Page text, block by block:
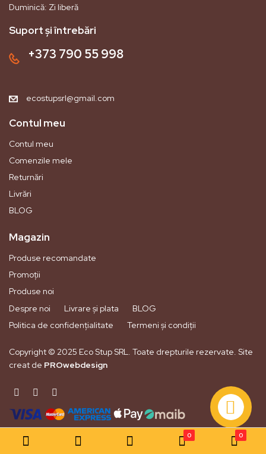
Duminică: Zi liberă
Suport și întrebări
+373 790 55 998
ecostupsrl@gmail.com
Contul meu
Contul meu
Comenzile mele
Returnări
Livrări
BLOG
Magazin
Produse recomandate
Promoții
Produse noi
Despre noi
Livrare și plata
BLOG
Politica de confidențialitate
Termeni și condiții
Copyright © 2025 Eco Stup SRL. Toate drepturile rezervate. Site
creat de PROwebdesign
0 0